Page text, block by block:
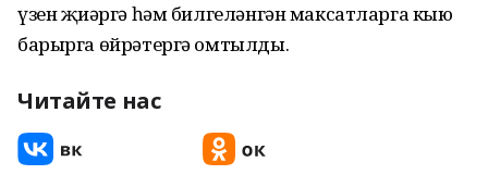
үзен җиңәргә һәм билгеләнгән максатларга кыю
барырга өйрәтергә омтылды.
Читайте нас